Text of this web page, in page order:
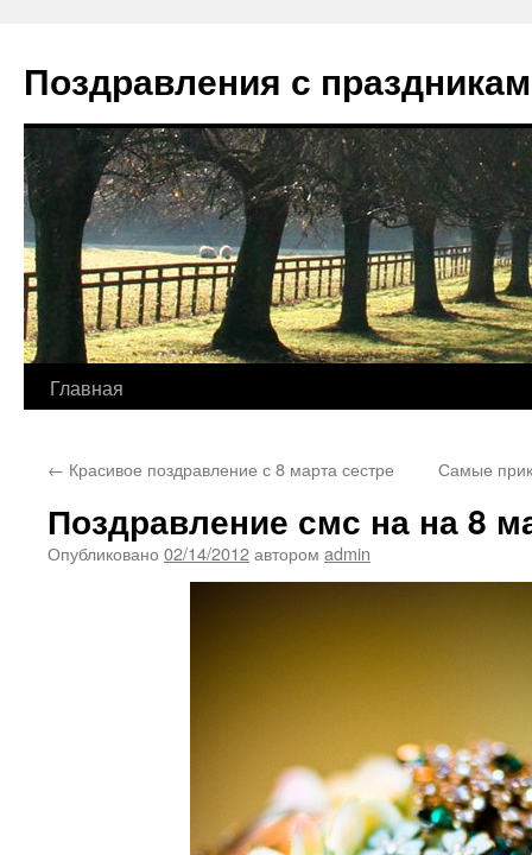
содержимому
Поздравления с
Главная
← Красивое поздравление с 8 марта сестре Самые
Поздравление смс на на 8
Опубликовано 02/14/2012автором admin